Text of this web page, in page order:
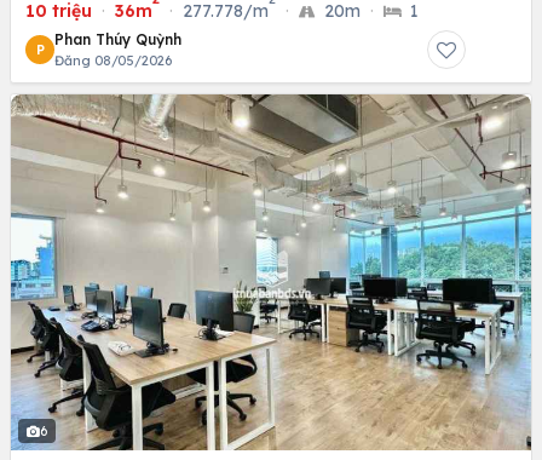
10 triệu · 36m · 277.778/m · 20m · 1
P
Phan Thúy Quỳnh
Đăng 08/05/2026
6